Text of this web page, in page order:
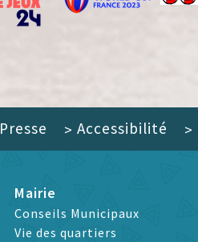
Presse > Accessibilité >
Mairie
Conseils Municipaux
Vie des quartiers